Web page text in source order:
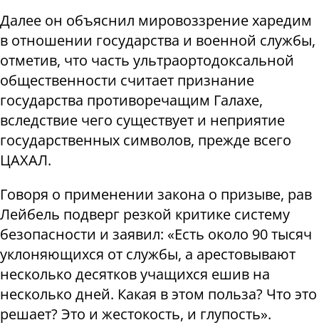
Далее он объяснил мировоззрение харедим
в отношении государства и военной службы,
отметив, что часть ультраортодоксальной
общественности считает признание
государства противоречащим Галахе,
вследствие чего существует и неприятие
государственных символов, прежде всего
ЦАХАЛ.
Говоря о применении закона о призыве, рав
Лейбель подверг резкой критике систему
безопасности и заявил: «Есть около 90 тысяч
уклоняющихся от службы, а арестовывают
несколько десятков учащихся ешив на
несколько дней. Какая в этом польза? Что это
решает? Это и жестокость, и глупость».